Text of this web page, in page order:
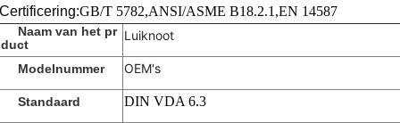
GB/T 5782,ANSI/ASME B18.2.1,EN 14587
Naam van het pr Luiknoot
Modelnummer OEM's
Standaard DIN VDA 6.3